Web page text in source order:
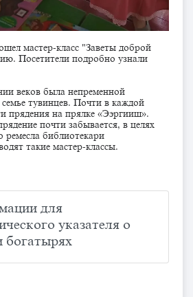
мастер-класс "Заветы доброй
Посетители подробно узнали
веков была непременной
тувинцев. Почти в каждой
прядения на прялке «Ээргииш».
почти забывается, в целях
ремесла библиотекари
такие мастер-классы.
для
указателя о
богатырях